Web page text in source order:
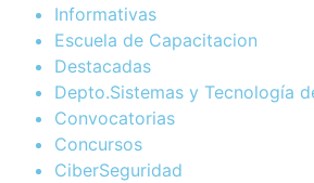
Informativas
Escuela de Capacitacion
Destacadas
Depto.Sistemas y Tecnología
Convocatorias
Concursos
CiberSeguridad